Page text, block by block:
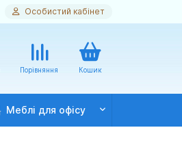
Особистий кабінет
Порівняння Кошик
Меблі для офісу